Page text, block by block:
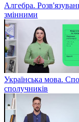
Алгебра.
змінними
Українська мова.
сполучників